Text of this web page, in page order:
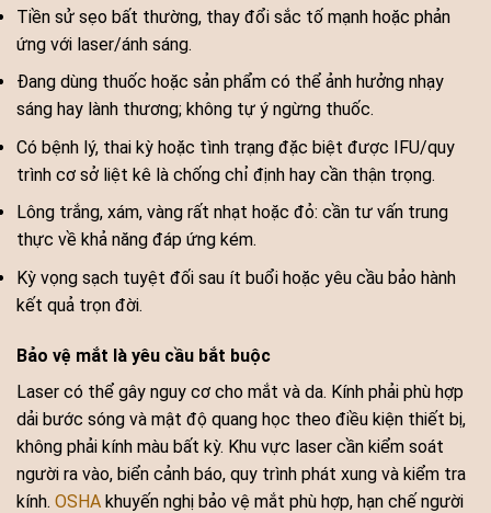
Tiền sử sẹo bất thường, thay đổi sắc tố mạnh hoặc phản
ứng với laser/ánh sáng.
Đang dùng thuốc hoặc sản phẩm có thể ảnh hưởng nhạy
sáng hay lành thương; không tự ý ngừng thuốc.
Có bệnh lý, thai kỳ hoặc tình trạng đặc biệt được IFU/quy
trình cơ sở liệt kê là chống chỉ định hay cần thận trọng.
Lông trắng, xám, vàng rất nhạt hoặc đỏ: cần tư vấn trung
thực về khả năng đáp ứng kém.
Kỳ vọng sạch tuyệt đối sau ít buổi hoặc yêu cầu bảo hành
kết quả trọn đời.
Bảo vệ mắt là yêu cầu bắt buộc
Laser có thể gây nguy cơ cho mắt và da. Kính phải phù hợp
dải bước sóng và mật độ quang học theo điều kiện thiết bị,
không phải kính màu bất kỳ. Khu vực laser cần kiểm soát
người ra vào, biển cảnh báo, quy trình phát xung và kiểm tra
kính. OSHA khuyến nghị bảo vệ mắt phù hợp, hạn chế người